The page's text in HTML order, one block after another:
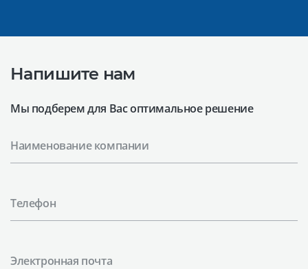
Напишите нам
Мы подберем для Вас оптимальное решение
Наименование компании
Телефон
Электронная почта